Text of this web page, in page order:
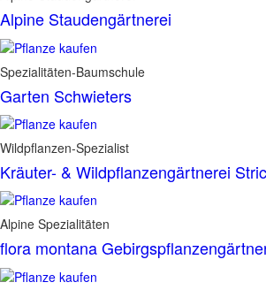
Alpine Staudengärtnerei
Spezialitäten-Baumschule
Garten Schwieters
Wildpflanzen-Spezialist
Kräuter- & Wildpflanzengärtnerei
Alpine Spezialitäten
flora montana